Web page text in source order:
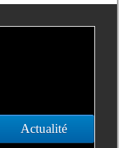
Actualité